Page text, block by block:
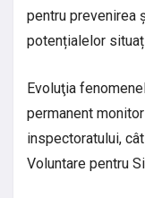
pentru prevenirea
potențialelor
Evoluţia
permanent
inspectoratului,
Voluntare pentru